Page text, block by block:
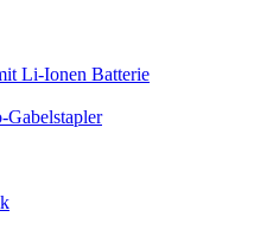
Li-Ionen Batterie